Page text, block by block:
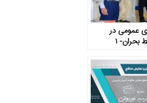
عمومی در
بحران- ۱